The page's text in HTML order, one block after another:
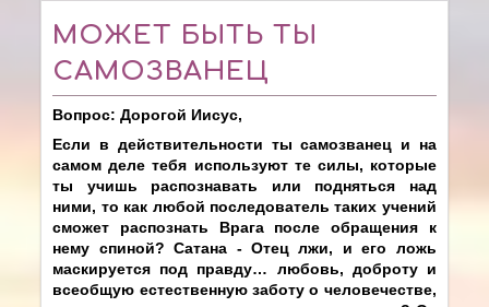
МОЖЕТ БЫТЬ ТЫ
САМОЗВАНЕЦ
Вопрос: Дорогой Иисус,
Если в действительности ты самозванец и на
самом деле тебя используют те силы, которые
ты учишь распознавать или подняться над
ними, то как любой последователь таких учений
сможет распознать Врага после обращения к
нему спиной? Сатана - Отец лжи, и его ложь
маскируется под правду… любовь, доброту и
всеобщую естественную заботу о человечестве,